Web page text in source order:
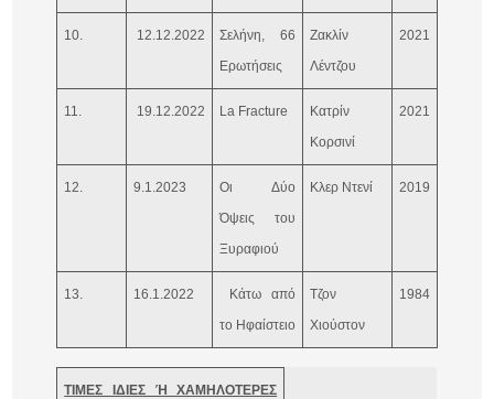
10. 12.12.2022
Σελήνη, 66
Ερωτήσεις
Ζακλίν
Λέντζου
2021
11. 19.12.2022 La Fracture
Κατρίν
Κορσινί
2021
12. 9.1.2023
Οι Δύο
Όψεις του
Ξυραφιού
Κλερ Ντενί 2019
13. 16.1.2022
Κάτω από
το Ηφαίστειο
Τζον
Χιούστον
1984
ΤΙΜΕΣ ΙΔΙΕΣ Ή ΧΑΜΗΛΟΤΕΡΕΣ